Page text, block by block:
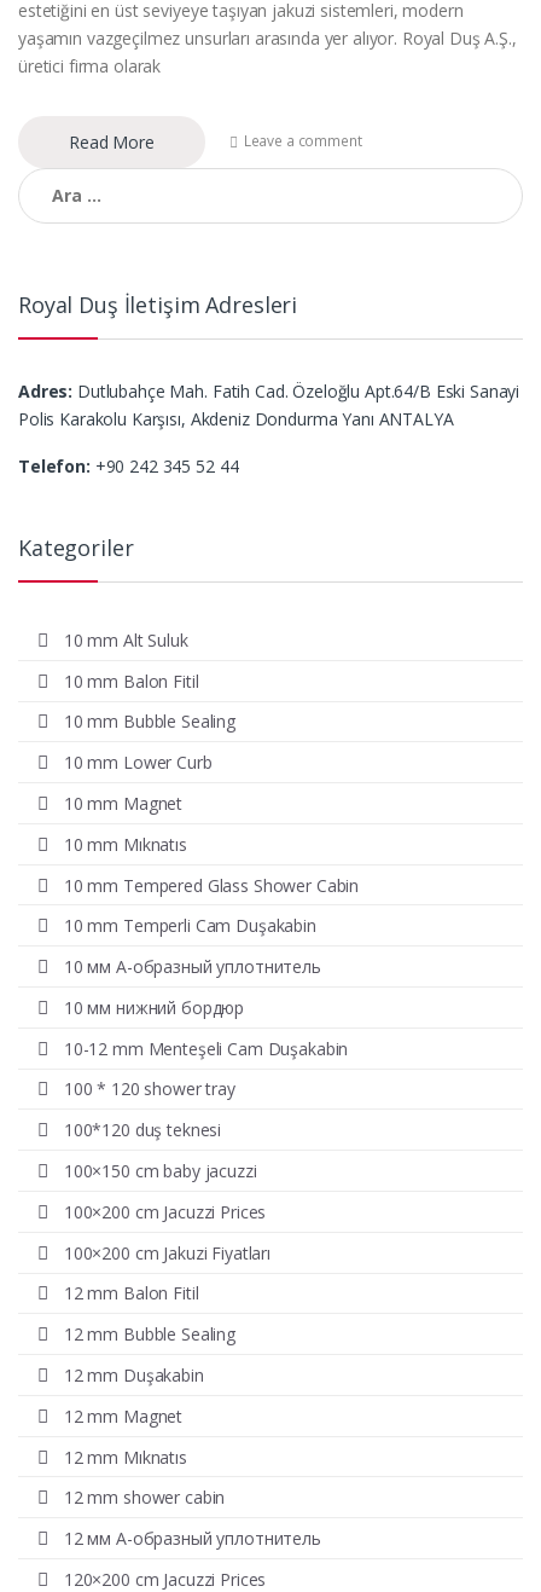
estetiğini en üst seviyeye taşıyan jakuzi sistemleri, modern
yaşamın vazgeçilmez unsurları arasında yer alıyor. Royal Duş A.Ş.,
üretici firma olarak
Read More Leave a comment
Arama:
Royal Duş İletişim Adresleri
Adres: Dutlubahçe Mah. Fatih Cad. Özeloğlu Apt.64/B Eski Sanayi
Polis Karakolu Karşısı, Akdeniz Dondurma Yanı ANTALYA
Telefon: +90 242 345 52 44
Kategoriler
10 mm Alt Suluk
10 mm Balon Fitil
10 mm Bubble Sealing
10 mm Lower Curb
10 mm Magnet
10 mm Mıknatıs
10 mm Tempered Glass Shower Cabin
10 mm Temperli Cam Duşakabin
10 мм А-образный уплотнитель
10 мм нижний бордюр
10-12 mm Menteşeli Cam Duşakabin
100 * 120 shower tray
100*120 duş teknesi
100×150 cm baby jacuzzi
100×200 cm Jacuzzi Prices
100×200 cm Jakuzi Fiyatları
12 mm Balon Fitil
12 mm Bubble Sealing
12 mm Duşakabin
12 mm Magnet
12 mm Mıknatıs
12 mm shower cabin
12 мм А-образный уплотнитель
120×200 cm Jacuzzi Prices